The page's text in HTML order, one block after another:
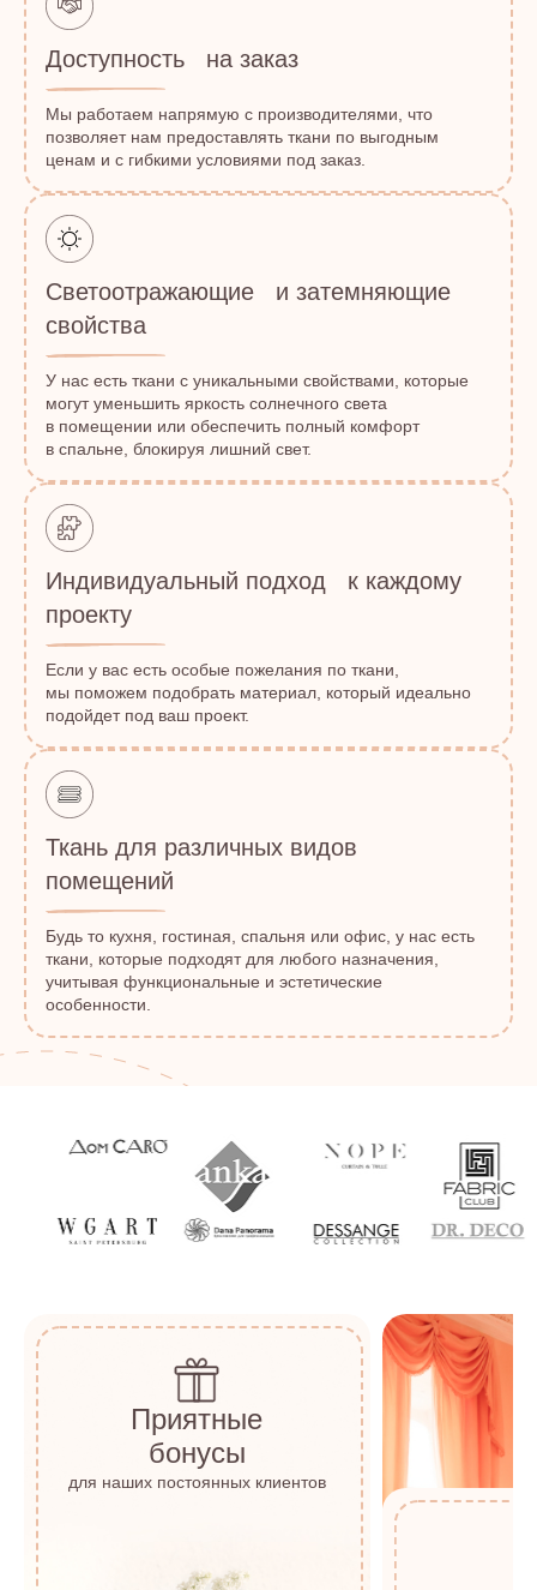
Доступность на заказ
Мы работаем напрямую с производителями, что
позволяет нам предоставлять ткани по выгодным
ценам и с гибкими условиями под заказ.
Светоотражающие и затемняющие
свойства
У нас есть ткани с уникальными свойствами, которые
могут уменьшить яркость солнечного света
в помещении или обеспечить полный комфорт
в спальне, блокируя лишний свет.
Индивидуальный подход к каждому
проекту
Если у вас есть особые пожелания по ткани,
мы поможем подобрать материал, который идеально
подойдет под ваш проект.
Ткань для различных видов
помещений
Будь то кухня, гостиная, спальня или офис, у нас есть
ткани, которые подходят для любого назначения,
учитывая функциональные и эстетические
особенности.
Приятные
бонусы
для наших постоянных клиентов